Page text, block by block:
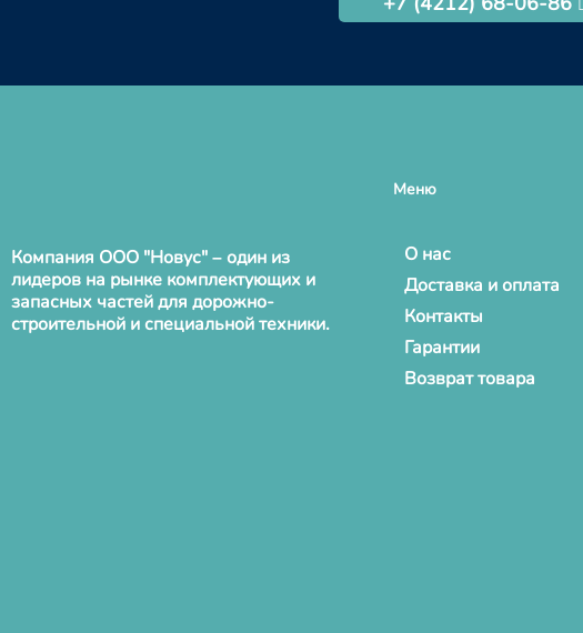
Компания ООО "Новус" – один из
лидеров на рынке комплектующих и
запасных частей для дорожно-
строительной и специальной техники.
Меню
О нас
Доставка и оплата
Контакты
Гарантии
Возврат товара